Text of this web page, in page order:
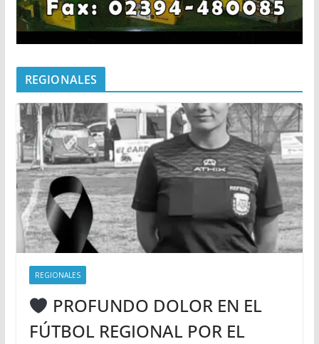
REGIONALES
REGIONALES
PROFUNDO DOLOR EN EL
FÚTBOL REGIONAL POR EL